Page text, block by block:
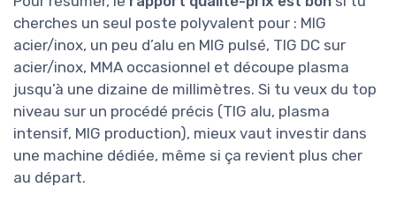
cherches un seul poste polyvalent pour : MIG
acier/inox, un peu d’alu en MIG pulsé, TIG DC sur
acier/inox, MMA occasionnel et découpe plasma
jusqu’à une dizaine de millimètres. Si tu veux du top
niveau sur un procédé précis (TIG alu, plasma
intensif, MIG production), mieux vaut investir dans
une machine dédiée, même si ça revient plus cher
au départ.